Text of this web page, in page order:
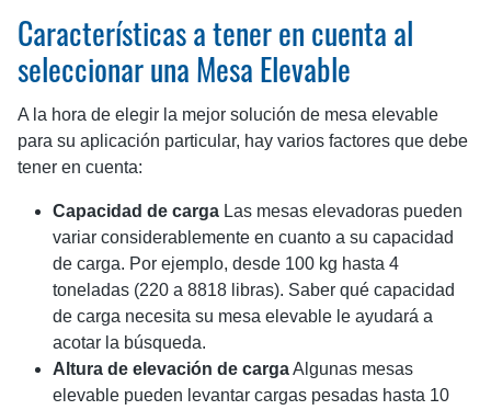
Características a tener en cuenta al
seleccionar una Mesa Elevable
A la hora de elegir la mejor solución de mesa elevable
para su aplicación particular, hay varios factores que debe
tener en cuenta:
Capacidad de carga Las mesas elevadoras pueden
variar considerablemente en cuanto a su capacidad
de carga. Por ejemplo, desde 100 kg hasta 4
toneladas (220 a 8818 libras). Saber qué capacidad
de carga necesita su mesa elevable le ayudará a
acotar la búsqueda.
Altura de elevación de cargaAlgunas mesas
elevable pueden levantar cargas pesadas hasta 10